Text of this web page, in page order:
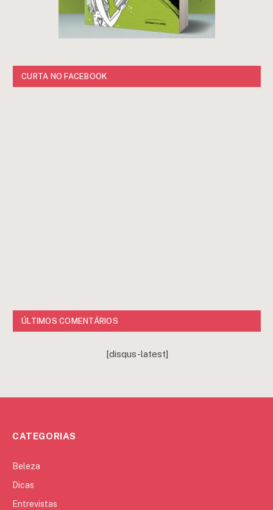
CURTA NO FACEBOOK
ÚLTIMOS COMENTÁRIOS
[disqus-latest]
CATEGORIAS
Beleza
Dicas
Entrevistas